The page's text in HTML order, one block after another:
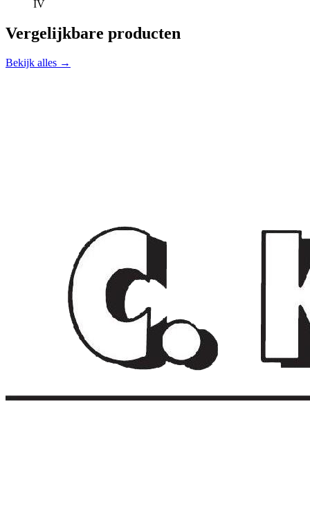
IV
Vergelijkbare producten
Bekijk alles →